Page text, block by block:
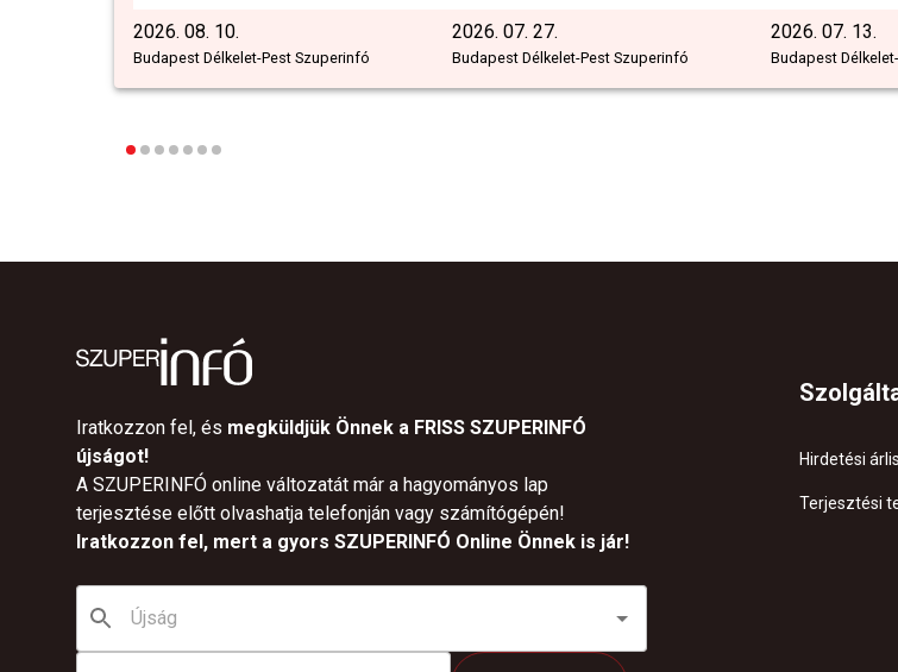
2026. 08. 10.
Budapest Délkelet-Pest Szuperinfó
2026. 07. 27.
Budapest Délkelet-Pest Szuperinfó
2026. 07. 13.
Budapest
Iratkozzon fel, és megküldjük Önnek a FRISS SZUPERINFÓ
újságot!
A SZUPERINFÓ online változatát már a hagyományos lap
terjesztése előtt olvashatja telefonján vagy számítógépén!
Iratkozzon fel, mert a gyors SZUPERINFÓ Online Önnek is jár!
Hirdetési
Terjesztési